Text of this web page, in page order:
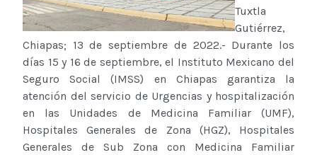
Tuxtla
Gutiérrez,
Chiapas; 13 de septiembre de 2022.- Durante los
días 15 y 16 de septiembre, el Instituto Mexicano del
Seguro Social (IMSS) en Chiapas garantiza la
atención del servicio de Urgencias y hospitalización
en las Unidades de Medicina Familiar (UMF),
Hospitales Generales de Zona (HGZ), Hospitales
Generales de Sub Zona con Medicina Familiar